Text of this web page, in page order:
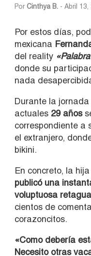
PorCinthya B. - Abril 13,
Por estos días,
mexicana
del reality
donde su
nada
Durante la
actuales 29 años
correspondiente a
el extranjero,
bikini.
En concreto, la
publicó una
voluptuosa
cientos de
corazoncitos.
«Como debería
Necesito otras